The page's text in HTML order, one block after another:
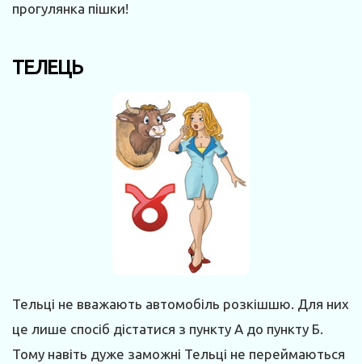
прогулянка пішки!
ТЕЛЕЦЬ
Тельці не вважають автомобіль розкішшю. Для них
це лише спосіб дістатися з пункту А до пункту Б.
Тому навіть дуже заможні Тельці не переймаються